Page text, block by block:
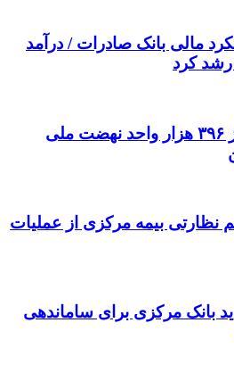
مالی بانک صادرات / درآمد
تأمین مالی بیش از ۳۹۶ هزار واحد نهضت ملی
نظارتی بیمه مرکزی از عملیات
بانک مرکزی برای ساماندهی